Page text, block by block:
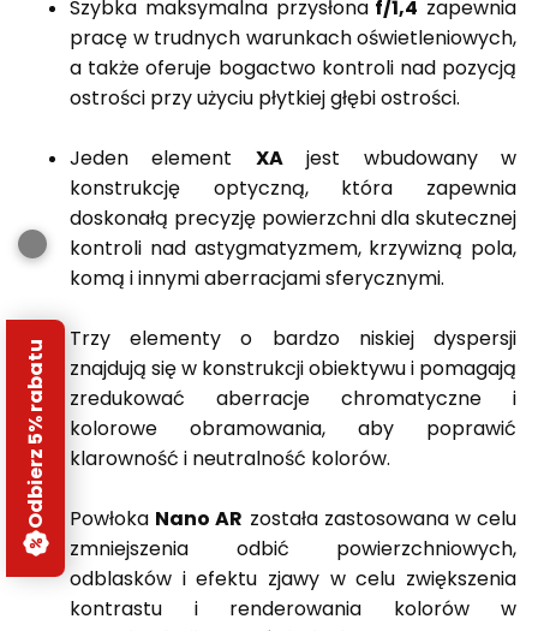
Szybka maksymalna przysłonaf/1,4 zapewnia
pracę w trudnych warunkach oświetleniowych,
a także oferuje bogactwo kontroli nad pozycją
ostrości przy użyciu płytkiej głębi ostrości.
Jeden element XAjest wbudowany w
konstrukcję optyczną, która zapewnia
doskonałą precyzję powierzchni dla skutecznej
kontroli nad astygmatyzmem, krzywizną pola,
komą i innymi aberracjami sferycznymi.
Trzy elementy o bardzo niskiej dyspersji
znajdują się w konstrukcji obiektywu i pomagają
zredukować aberracje chromatyczne i
kolorowe obramowania, aby poprawić
klarowność i neutralność kolorów.
Powłoka Nano AR została zastosowana w celu
zmniejszenia odbić powierzchniowych,
odblasków i efektu zjawy w celu zwiększenia
kontrastu i renderowania kolorów w
Odbierz 5% rabatu